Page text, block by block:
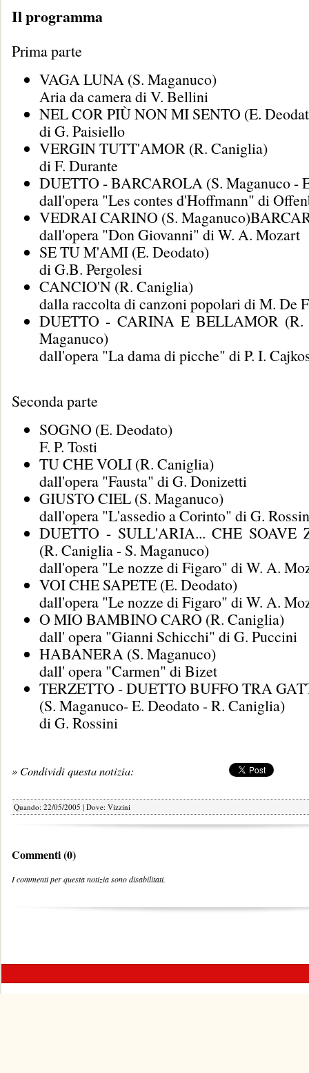
Il programma
Prima parte
VAGA LUNA (S. Maganuco)
Aria da camera di V. Bellini
NEL COR PIÙ NON MI SENTO (E.
di G. Paisiello
VERGIN TUTT'AMOR (R. Caniglia)
di F. Durante
DUETTO - BARCAROLA (S. Maganuco -
dall'opera "Les contes d'Hoffmann" di
VEDRAI CARINO (S.
dall'opera "Don Giovanni" di W. A. Mozart
SE TU M'AMI (E. Deodato)
di G.B. Pergolesi
CANCIO'N (R. Caniglia)
dalla raccolta di canzoni popolari di M. De
DUETTO - CARINA E BELLAMOR (R.
Maganuco)
dall'opera "La dama di picche" di P. I.
Seconda parte
SOGNO (E. Deodato)
F. P. Tosti
TU CHE VOLI (R. Caniglia)
dall'opera "Fausta" di G. Donizetti
GIUSTO CIEL (S. Maganuco)
dall'opera "L'assedio a Corinto" di G.
DUETTO - SULL'ARIA... CHE SOAVE
(R. Caniglia - S. Maganuco)
dall'opera "Le nozze di Figaro" di W. A.
VOI CHE SAPETE (E. Deodato)
dall'opera "Le nozze di Figaro" di W. A.
O MIO BAMBINO CARO (R. Caniglia)
dall' opera "Gianni Schicchi" di G. Puccini
HABANERA (S. Maganuco)
dall' opera "Carmen" di Bizet
TERZETTO - DUETTO BUFFO TRA
(S. Maganuco- E. Deodato - R. Caniglia)
di G. Rossini
» Condividi questa notizia:
Quando: 22/05/2005 | Dove: Vizzini
Commenti (0)
I commenti per questa notizia sono disabilitati.